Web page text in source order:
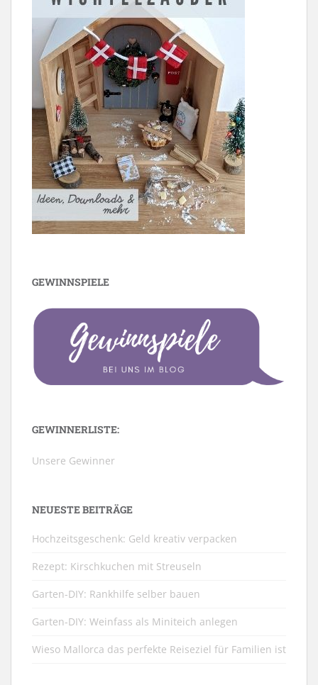
GEWINNSPIELE
GEWINNERLISTE:
Unsere Gewinner
NEUESTE BEITRÄGE
Hochzeitsgeschenk: Geld kreativ verpacken
Rezept: Kirschkuchen mit Streuseln
Garten-DIY: Rankhilfe selber bauen
Garten-DIY: Weinfass als Miniteich anlegen
Wieso Mallorca das perfekte Reiseziel für Familien ist